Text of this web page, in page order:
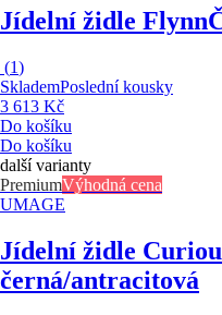
Jídelní židle Flynn
(1)
SklademPoslední kousky
3 613 Kč
Do košíku
Do košíku
další varianty
PremiumVýhodná cena
UMAGE
Jídelní židle
černá/antracitová